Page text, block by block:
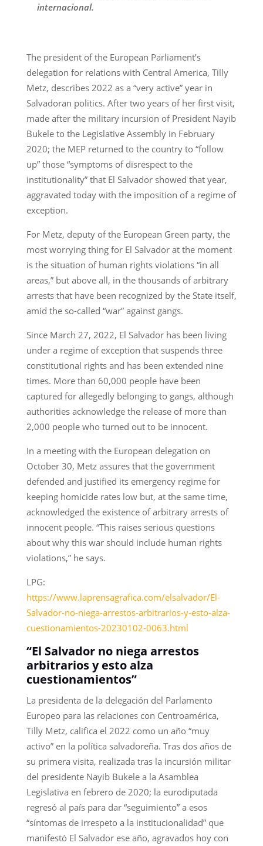
internacional.
The president of the European Parliament’s
delegation for relations with Central America, Tilly
Metz, describes 2022 as a “very active” year in
Salvadoran politics. After two years of her first visit,
made after the military incursion of President Nayib
Bukele to the Legislative Assembly in February
2020; the MEP returned to the country to “follow
up” those “symptoms of disrespect to the
institutionality” that El Salvador showed that year,
aggravated today with the imposition of a regime of
exception.
For Metz, deputy of the European Green party, the
most worrying thing for El Salvador at the moment
is the situation of human rights violations “in all
areas,” but above all, in the thousands of arbitrary
arrests that have been recognized by the State itself,
amid the so-called “war” against gangs.
Since March 27, 2022, El Salvador has been living
under a regime of exception that suspends three
constitutional rights and has been extended nine
times. More than 60,000 people have been
captured for allegedly belonging to gangs, although
authorities acknowledge the release of more than
2,000 people who turned out to be innocent.
In a meeting with the European delegation on
October 30, Metz assures that the government
defended and justified its emergency regime for
keeping homicide rates low but, at the same time,
acknowledged the existence of arbitrary arrests of
innocent people. “This raises serious questions
about why this war should include human rights
violations,” he says.
LPG:
https://www.laprensagrafica.com/elsalvador/El-
Salvador-no-niega-arrestos-arbitrarios-y-esto-alza-
cuestionamientos-20230102-0063.html
“El Salvador no niega arrestos
arbitrarios y esto alza
cuestionamientos”
La presidenta de la delegación del Parlamento
Europeo para las relaciones con Centroamérica,
Tilly Metz, califica el 2022 como un año “muy
activo” en la política salvadoreña. Tras dos años de
su primera visita, realizada tras la incursión militar
del presidente Nayib Bukele a la Asamblea
Legislativa en febrero de 2020; la eurodiputada
regresó al país para dar “seguimiento” a esos
“síntomas de irrespeto a la institucionalidad” que
manifestó El Salvador ese año, agravados hoy con